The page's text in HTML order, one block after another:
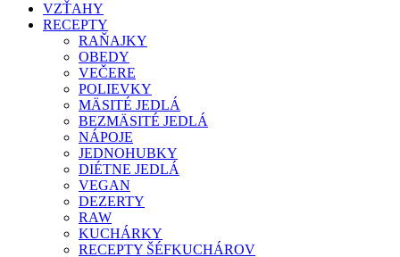
VZŤAHY
RECEPTY
RAŇAJKY
OBEDY
VEČERE
POLIEVKY
MÄSITÉ JEDLÁ
BEZMÄSITÉ JEDLÁ
NÁPOJE
JEDNOHUBKY
DIÉTNE JEDLÁ
VEGAN
DEZERTY
RAW
KUCHÁRKY
RECEPTY ŠÉFKUCHÁROV